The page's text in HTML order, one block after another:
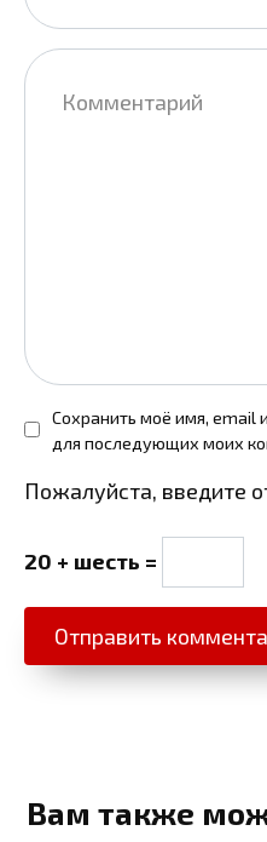
Комментарий
Сохранить моё имя, email
для последующих моих
Пожалуйста, введите
20 + шесть =
Вам также